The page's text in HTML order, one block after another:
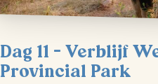
Dag 11 – Verblijf
Provincial Park